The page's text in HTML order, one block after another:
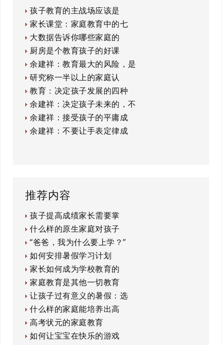
孩子教育的主战场应该是
家长课堂：家庭教育中的七
大数据告诉你哪些家庭的
厨房是个教育孩子的好课
余建祥：教育最大的风险，是
研究称一半以上的家庭认
教育：决定孩子发展的四种
余建祥：决定孩子未来的，不
余建祥：接受孩子的平庸成
余建祥：不要让手表定律成
推荐内容
孩子提高成绩家长需要掌
什么样的原生家庭对孩子
“爸爸，我为什么要上学？”
如何安排暑假学习计划
家长如何成为学校教育的
家庭教育是其他一切教育
让孩子过有意义的暑假：选
什么样的家庭能培养出高
高考状元的家庭教育
如何让宝宝在快乐的游戏